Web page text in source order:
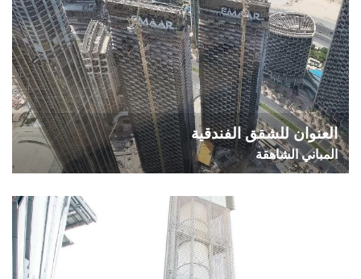
العنوان للشقق الفندقية
المباني الشاهقة